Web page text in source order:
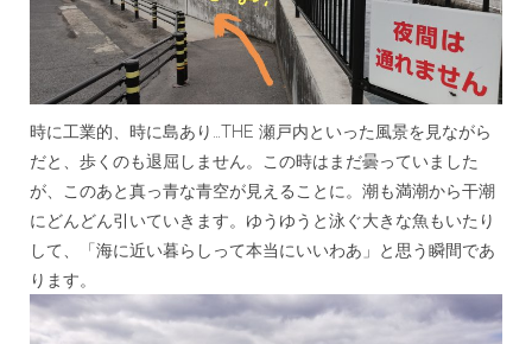
時に工業的、時に島あり…THE 瀬戸内といった風景を見ながら
だと、歩くのも退屈しません。この時はまだ曇っていました
が、このあと真っ青な青空が見えることに。潮も満潮から干潮
にどんどん引いていきます。ゆうゆうと泳ぐ大きな魚もいたり
して、「海に近い暮らしって本当にいいわあ」と思う瞬間であ
ります。